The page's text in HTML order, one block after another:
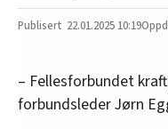
22.01.2025 10:19
– Fellesforbundet
forbundsleder Jørn